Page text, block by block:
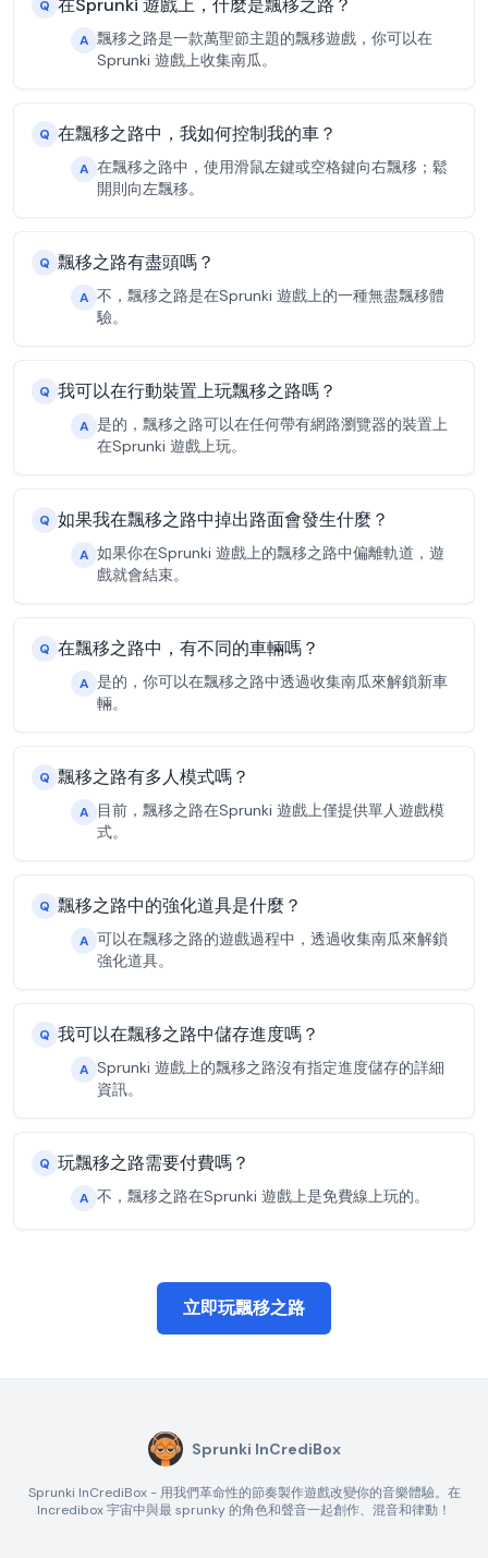
Q 在Sprunki 遊戲上，什麼是飄移之路？
A 飄移之路是一款萬聖節主題的飄移遊戲，你可以在
Sprunki 遊戲上收集南瓜。
Q 在飄移之路中，我如何控制我的車？
A 在飄移之路中，使用滑鼠左鍵或空格鍵向右飄移；鬆
開則向左飄移。
Q 飄移之路有盡頭嗎？
A 不，飄移之路是在Sprunki 遊戲上的一種無盡飄移體
驗。
Q 我可以在行動裝置上玩飄移之路嗎？
A 是的，飄移之路可以在任何帶有網路瀏覽器的裝置上
在Sprunki 遊戲上玩。
Q 如果我在飄移之路中掉出路面會發生什麼？
A 如果你在Sprunki 遊戲上的飄移之路中偏離軌道，遊
戲就會結束。
Q 在飄移之路中，有不同的車輛嗎？
A 是的，你可以在飄移之路中透過收集南瓜來解鎖新車
輛。
Q 飄移之路有多人模式嗎？
A
目前，飄移之路在Sprunki 遊戲上僅提供單人遊戲模
式。
Q 飄移之路中的強化道具是什麼？
A 可以在飄移之路的遊戲過程中，透過收集南瓜來解鎖
強化道具。
Q 我可以在飄移之路中儲存進度嗎？
A Sprunki 遊戲上的飄移之路沒有指定進度儲存的詳細
資訊。
Q 玩飄移之路需要付費嗎？
A 不，飄移之路在Sprunki 遊戲上是免費線上玩的。
立即玩飄移之路
Sprunki InCrediBox
Sprunki InCrediBox - 用我們革命性的節奏製作遊戲改變你的音樂體驗。在
Incredibox 宇宙中與最 sprunky 的角色和聲音一起創作、混音和律動！